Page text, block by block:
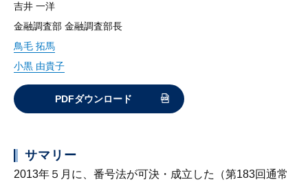
吉井 一洋
金融調査部 金融調査部長
鳥毛 拓馬
小黒 由貴子
PDFダウンロード
サマリー
2013年５月に、番号法が可決・成立した（第183回通常